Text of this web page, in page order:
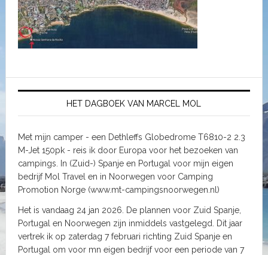
HET DAGBOEK VAN MARCEL MOL
Met mijn camper - een Dethleffs Globedrome T6810-2 2.3
M-Jet 150pk - reis ik door Europa voor het bezoeken van
campings. In (Zuid-) Spanje en Portugal voor mijn eigen
bedrijf Mol Travel en in Noorwegen voor Camping
Promotion Norge (www.mt-campingsnoorwegen.nl)
Het is vandaag 24 jan 2026. De plannen voor Zuid Spanje,
Portugal en Noorwegen zijn inmiddels vastgelegd. Dit jaar
vertrek ik op zaterdag 7 februari richting Zuid Spanje en
Portugal om voor mn eigen bedrijf voor een periode van 7